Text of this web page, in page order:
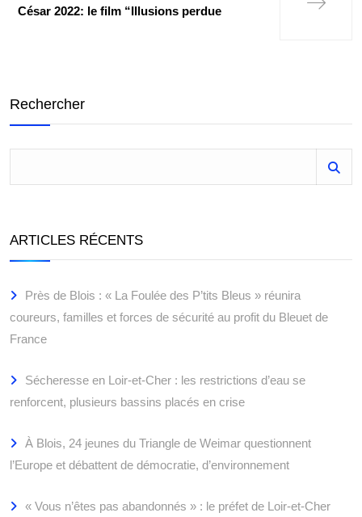
César 2022: le film “Illusions perdue
Rechercher
ARTICLES RÉCENTS
Près de Blois : « La Foulée des P’tits Bleus » réunira
coureurs, familles et forces de sécurité au profit du Bleuet de
France
Sécheresse en Loir-et-Cher : les restrictions d’eau se
renforcent, plusieurs bassins placés en crise
À Blois, 24 jeunes du Triangle de Weimar questionnent
l’Europe et débattent de démocratie, d’environnement
« Vous n’êtes pas abandonnés » : le préfet de Loir-et-Cher